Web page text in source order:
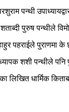
पन्थी
पुरुष पन्थीले
पहराईले पुराणमा
शशी पन्थीले
लिखित धार्मिक